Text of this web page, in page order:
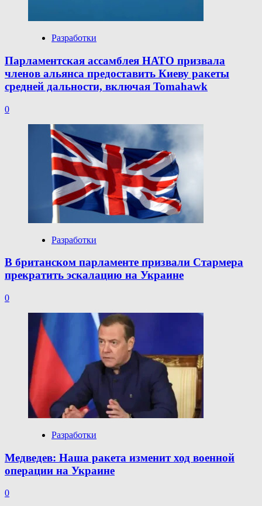
Разработки
Парламентская ассамблея НАТО призвала
членов альянса предоставить Киеву ракеты
средней дальности, включая Tomahawk
0
Разработки
В британском парламенте призвали Стармера
прекратить эскалацию на Украине
0
Разработки
Медведев: Наша ракета изменит ход военной
операции на Украине
0